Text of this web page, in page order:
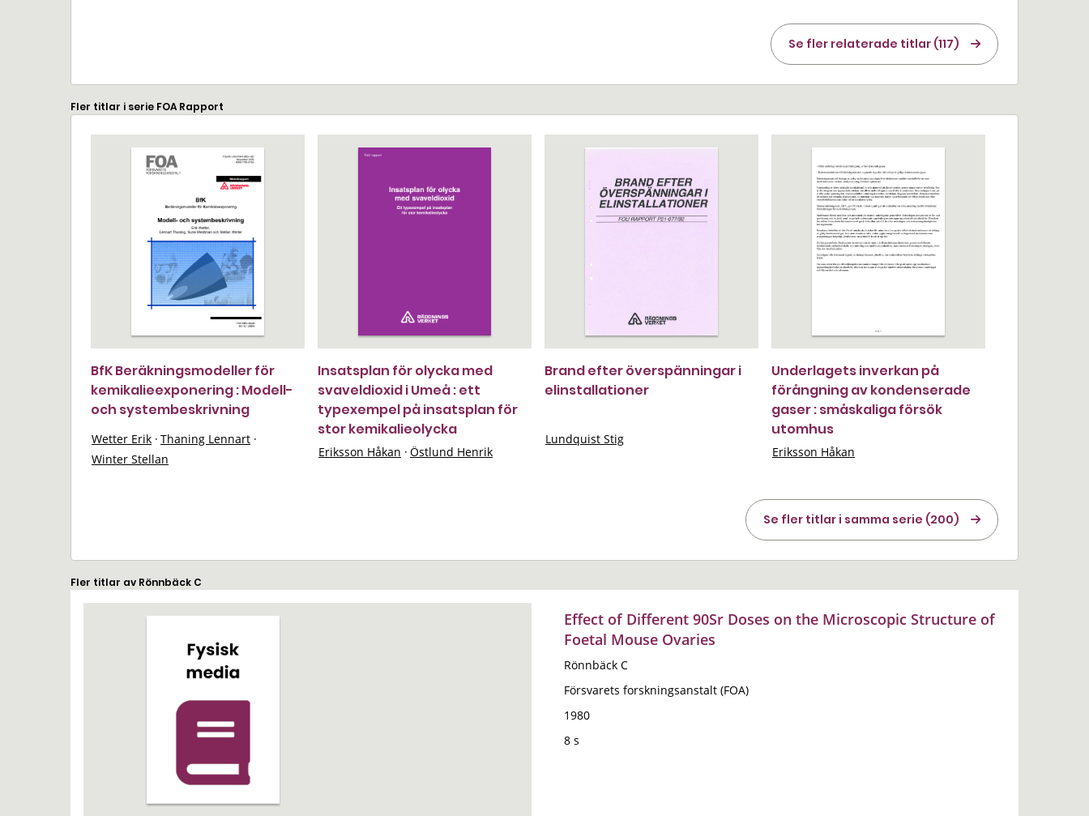
Se fler relaterade titlar (117)
Fler titlar i serie FOA Rapport
BfK Beräkningsmodeller för
kemikalieexponering : Modell-
och systembeskrivning
Wetter Erik · Thaning Lennart ·
Winter Stellan
Insatsplan för olycka med
svaveldioxid i Umeå : ett
typexempel på insatsplan för
stor kemikalieolycka
Eriksson Håkan · Östlund Henrik
Brand efter överspänningar i
elinstallationer
Lundquist Stig
Underlagets inverkan på
förångning av kondenserade
gaser : småskaliga försök
utomhus
Eriksson Håkan
Se fler titlar i samma serie (200)
Fler titlar av Rönnbäck C
Effect of Different 90Sr Doses on the Microscopic Structure of
Foetal Mouse Ovaries
Rönnbäck C
Försvarets forskningsanstalt (FOA)
1980
8 s